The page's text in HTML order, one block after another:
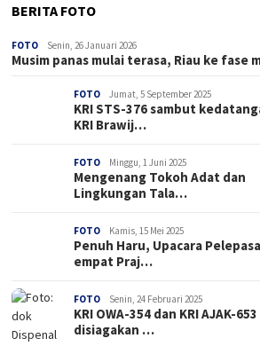
BERITA FOTO
FOTO Senin, 26 Januari 2026
Musim panas mulai terasa, Riau ke fase
FOTO Jumat, 5 September 2025
KRI STS-376 sambut
KRI Brawij…
FOTO Minggu, 1 Juni 2025
Mengenang Tokoh Adat dan
Lingkungan Tala…
FOTO Kamis, 15 Mei 2025
Penuh Haru, Upacara
empat Praj…
FOTO Senin, 24 Februari 2025
KRI OWA-354 dan KRI AJAK-653
disiagakan …